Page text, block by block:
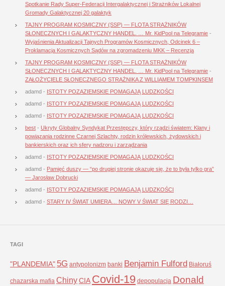
Spotkanie Rady Super-Federacji Intergalaktycznej i Strażników Lokalnej
Gromady Galaktycznej 20 galaktyk
TAJNY PROGRAM KOSMICZNY (SSP) — FLOTA STRAŻNIKÓW
SŁONECZNYCH I GALAKTYCZNY HANDEL. … Mr. KidPool na Telegramie -
Wyjaśnienia Aktualizacji Tajnych Programów Kosmicznych, Odcinek 6 –
Proklamacja Kosmicznych Sądów na zgromadzeniu MKK – Recenzja
TAJNY PROGRAM KOSMICZNY (SSP) — FLOTA STRAŻNIKÓW
SŁONECZNYCH I GALAKTYCZNY HANDEL. … Mr. KidPool na Telegramie -
ZAŁOŻYCIELE SŁONECZNEGO STRAŻNIKA Z WILLIAMEM TOMPKINSEM
adamd - ISTOTY POZAZIEMSKIE POMAGAJĄ LUDZKOŚCI
adamd - ISTOTY POZAZIEMSKIE POMAGAJĄ LUDZKOŚCI
adamd - ISTOTY POZAZIEMSKIE POMAGAJĄ LUDZKOŚCI
best - Ukryty Globalny Syndykat Przestępczy, który rządzi światem: Klany i
powiązania rodzinne Czarnej Szlachty, rodzin królewskich, żydowskich i
bankierskich oraz ich sfery nadzoru i zarządzania
adamd - ISTOTY POZAZIEMSKIE POMAGAJĄ LUDZKOŚCI
adamd - Pamięć duszy — “po drugiej stronie okazuje się, że to była tylko gra”
— Jarosław Dobrucki
adamd - ISTOTY POZAZIEMSKIE POMAGAJĄ LUDZKOŚCI
adamd - STARY IV ŚWIAT UMIERA… NOWY V ŚWIAT SIĘ RODZI…
TAGI
"PLANDEMIA" 5G antypolonizm banki Benjamin Fulford Białoruś
chazarska mafia ChinyCIA Covid-19 depopulacja Donald